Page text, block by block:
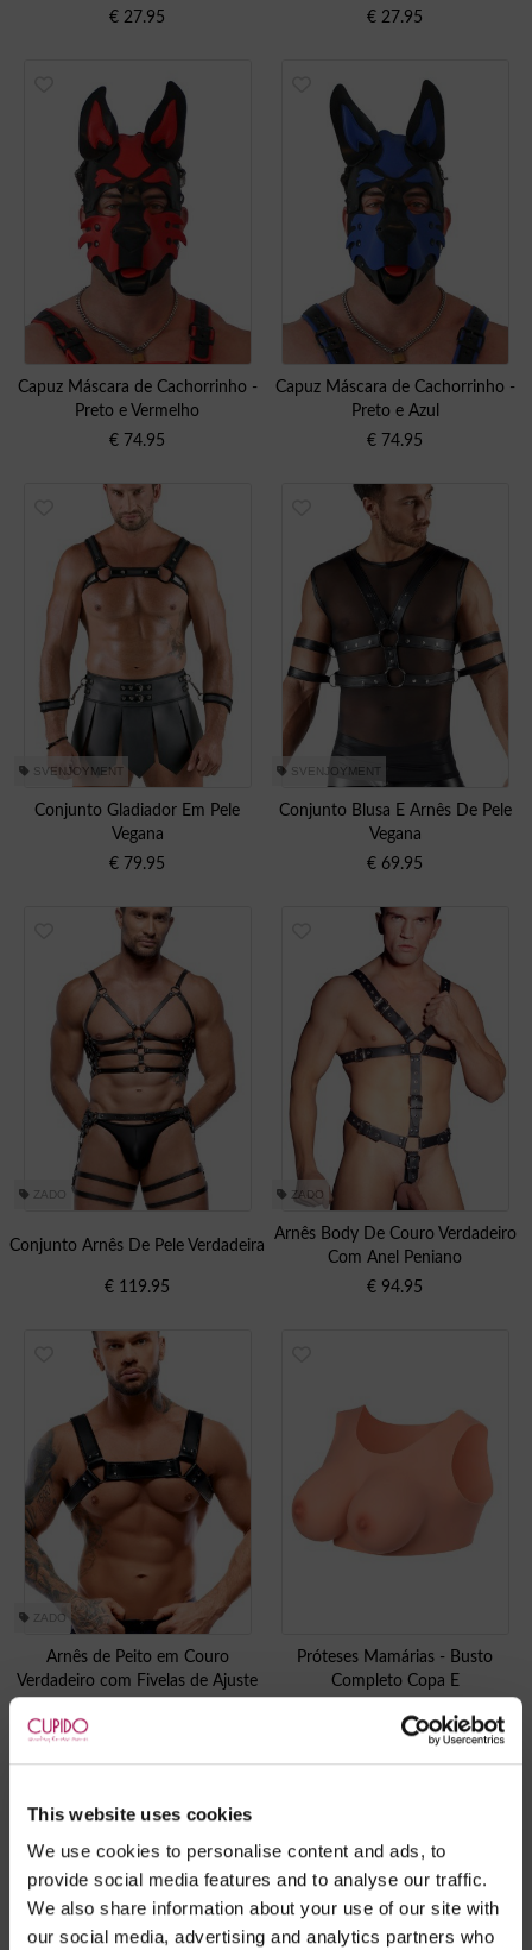
This website uses cookies
We use cookies to personalise content and ads, to
provide social media features and to analyse our traffic.
We also share information about your use of our site with
our social media, advertising and analytics partners who
€ 27.95 € 27.95
Capuz Máscara de Cachorrinho -
Preto e Vermelho
€ 74.95
Capuz Máscara de Cachorrinho -
Preto e Azul
€ 74.95
SVENJOYMENT
Conjunto Gladiador Em Pele
Vegana
€ 79.95
SVENJOYMENT
Conjunto Blusa E Arnês De Pele
Vegana
€ 69.95
ZADO
Conjunto Arnês De Pele Verdadeira
€ 119.95
ZADO
Arnês Body De Couro Verdadeiro
Com Anel Peniano
€ 94.95
ZADO
Arnês de Peito em Couro
Verdadeiro com Fivelas de Ajuste
Próteses Mamárias - Busto
Completo Copa E